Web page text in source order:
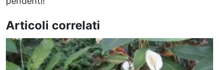
Articoli correlati